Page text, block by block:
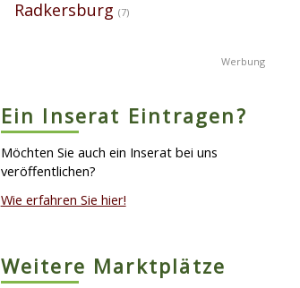
Radkersburg (7)
Ein Inserat Eintragen?
Möchten Sie auch ein Inserat bei uns
veröffentlichen?
Wie erfahren Sie hier!
Weitere Marktplätze